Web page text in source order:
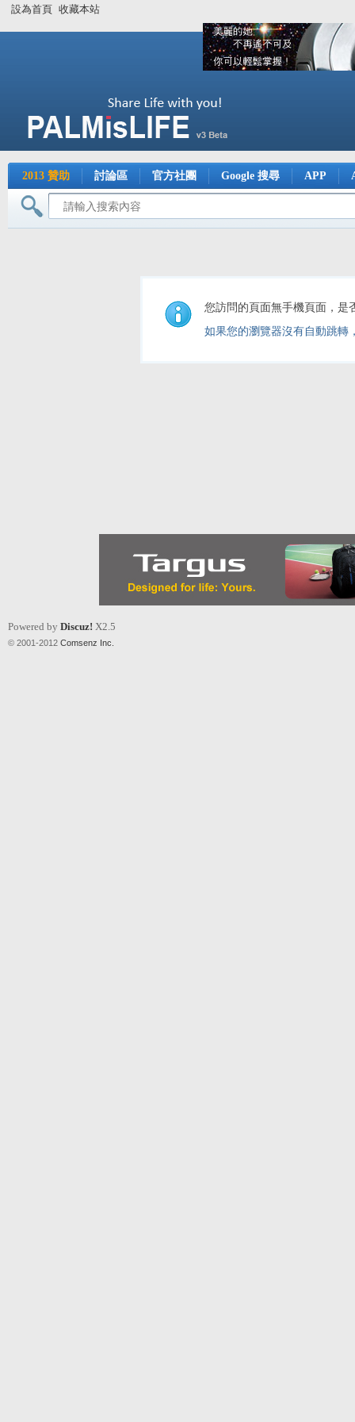
設為首頁 收藏本站
2013 贊助 討論區 官方社團 Google 搜尋 APP
您訪問的頁面無手機頁面，是
如果您的瀏覽器沒有自動跳轉
Powered by Discuz! X2.5
© 2001-2012 Comsenz Inc.